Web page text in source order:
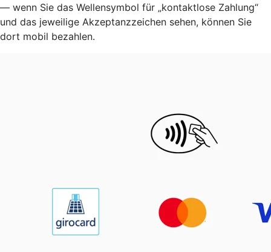
— wenn Sie das Wellensymbol für „kontaktlose Zahlung“
und das jeweilige Akzeptanzzeichen sehen, können Sie
dort mobil bezahlen.